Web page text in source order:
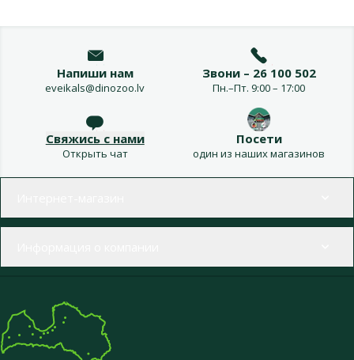
Напиши нам
eveikals@dinozoo.lv
Звони – 26 100 502
Пн.–Пт. 9:00 – 17:00
Свяжись с нами
Открыть чат
Посети
один из наших магазинов